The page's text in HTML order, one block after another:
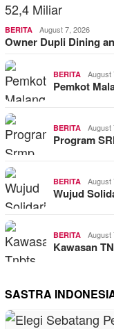
BERITA August 7, 2026
Owner Dupli Dining
BERITA August
Pemkot
BERITA August
Program
BERITA August
Wujud
BERITA August
Kawasan
SASTRA